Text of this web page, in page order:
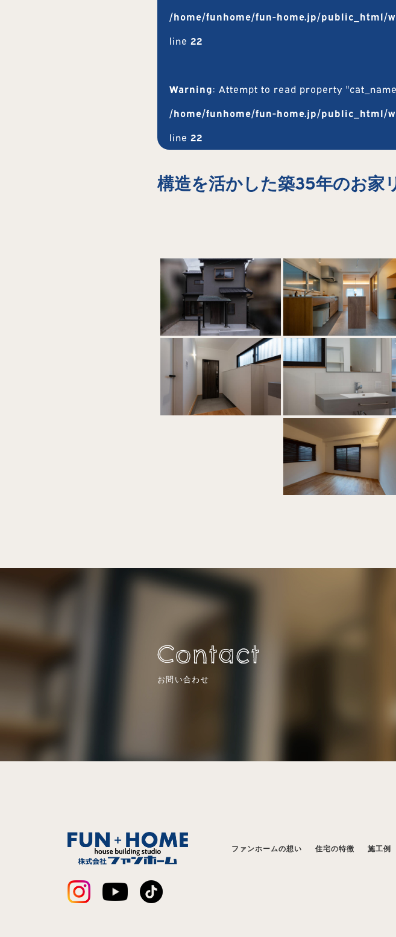
/home/funhome/fun-home.jp/public_html/
line 22
Warning: Attempt to read property
/home/funhome/fun-home.jp/public_html/
line 22
構造を活かした築35年のお家
Contact
お問い合わせ
ファンホームの想い 住宅の特徴 施工例